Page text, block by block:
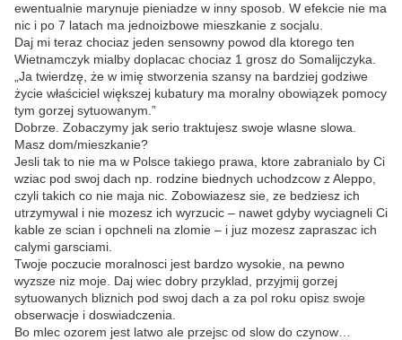
ewentualnie marynuje pieniadze w inny sposob. W efekcie nie ma
nic i po 7 latach ma jednoizbowe mieszkanie z socjalu.
Daj mi teraz chociaz jeden sensowny powod dla ktorego ten
Wietnamczyk mialby doplacac chociaz 1 grosz do Somalijczyka.
„Ja twierdzę, że w imię stworzenia szansy na bardziej godziwe
życie właściciel większej kubatury ma moralny obowiązek pomocy
tym gorzej sytuowanym.”
Dobrze. Zobaczymy jak serio traktujesz swoje wlasne slowa.
Masz dom/mieszkanie?
Jesli tak to nie ma w Polsce takiego prawa, ktore zabranialo by Ci
wziac pod swoj dach np. rodzine biednych uchodzcow z Aleppo,
czyli takich co nie maja nic. Zobowiazesz sie, ze bedziesz ich
utrzymywal i nie mozesz ich wyrzucic – nawet gdyby wyciagneli Ci
kable ze scian i opchneli na zlomie – i juz mozesz zapraszac ich
calymi garsciami.
Twoje poczucie moralnosci jest bardzo wysokie, na pewno
wyzsze niz moje. Daj wiec dobry przyklad, przyjmij gorzej
sytuowanych bliznich pod swoj dach a za pol roku opisz swoje
obserwacje i doswiadczenia.
Bo mlec ozorem jest latwo ale przejsc od slow do czynow…